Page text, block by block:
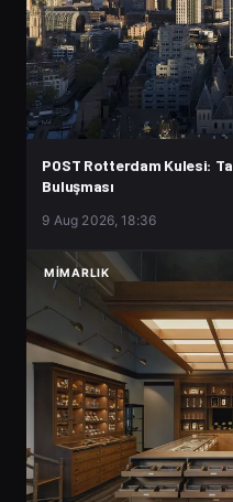
POST Rotterdam Kulesi:
Buluşması
9 Aug 2026, 18:36
MIMARLIK